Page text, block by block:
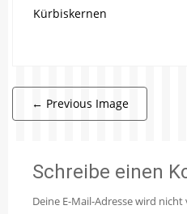
Kürbiskernen
← Previous Image
Schreibe einen
Deine E-Mail-Adresse wird